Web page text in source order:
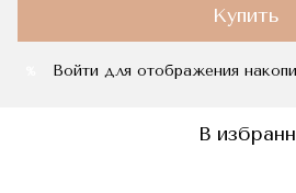
Купить
Войти для отображения
В